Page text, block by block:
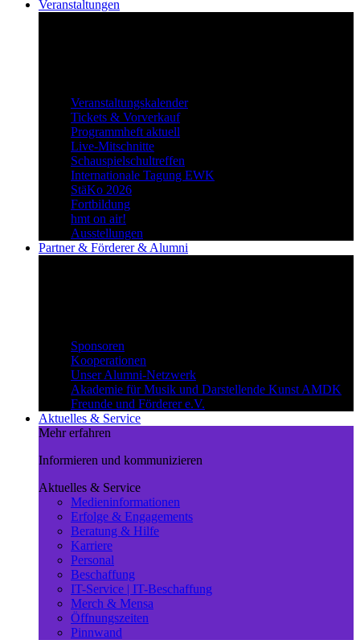
Veranstaltungen
Veranstaltungskalender
Tickets & Vorverkauf
Programmheft aktuell
Live-Mitschnitte
Schauspielschultreffen
Internationale Tagung EWK
StäKo 2026
Fortbildung
hmt on air!
Ausstellungen
Partner & Förderer & Alumni
Sponsoren
Kooperationen
Unser Alumni-Netzwerk
Akademie für Musik und Darstellende Kunst AMDK
Freunde und Förderer e.V.
Aktuelles & Service
Mehr erfahren
Informieren und kommunizieren
Aktuelles & Service
Medieninformationen
Erfolge & Engagements
Beratung & Hilfe
Karriere
Personal
Beschaffung
IT-Service | IT-Beschaffung
Merch & Mensa
Öffnungszeiten
Pinnwand